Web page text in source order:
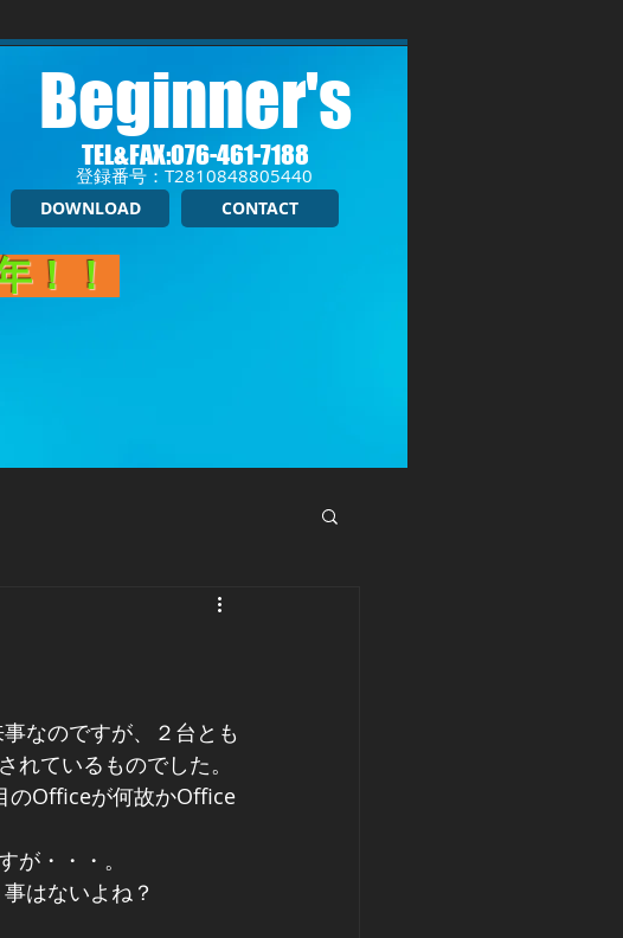
Beginner's
TEL&FAX:076-461-7188
！！
DOWNLOAD CONTACT
登録番号：T2810848805440
なのですが、２台とも
ているものでした。
のOfficeが何故かOffice
・・・。
はないよね？